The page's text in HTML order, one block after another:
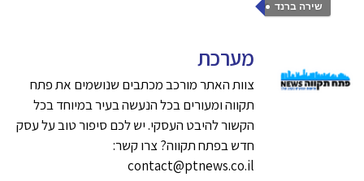
שירה ברנד
מערכת
צוות האתר מורכב מכתבים שנושמים את פתח
תקווה ומעורים בכל הנעשה בעיר במיוחד בכל
הקשור להיבט העסקי. יש לכם סיפור טוב על עסק
חדש בפתח תקווה? צרו קשר:
contact@ptnews.co.il